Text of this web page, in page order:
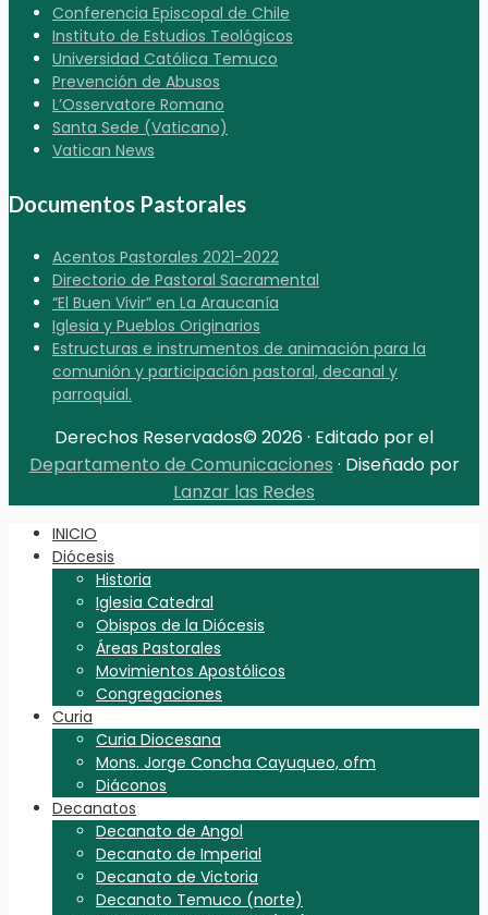
Conferencia Episcopal de Chile
Instituto de Estudios Teológicos
Universidad Católica Temuco
Prevención de Abusos
L’Osservatore Romano
Santa Sede (Vaticano)
Vatican News
Documentos Pastorales
Acentos Pastorales 2021-2022
Directorio de Pastoral Sacramental
“El Buen Vivir” en La Araucanía
Iglesia y Pueblos Originarios
Estructuras e instrumentos de animación para la
comunión y participación pastoral, decanal y
parroquial.
Derechos Reservados© 2026 · Editado por el
Departamento de Comunicaciones · Diseñado por
Lanzar las Redes
INICIO
Diócesis
Historia
Iglesia Catedral
Obispos de la Diócesis
Áreas Pastorales
Movimientos Apostólicos
Congregaciones
Curia
Curia Diocesana
Mons. Jorge Concha Cayuqueo, ofm
Diáconos
Decanatos
Decanato de Angol
Decanato de Imperial
Decanato de Victoria
Decanato Temuco (norte)